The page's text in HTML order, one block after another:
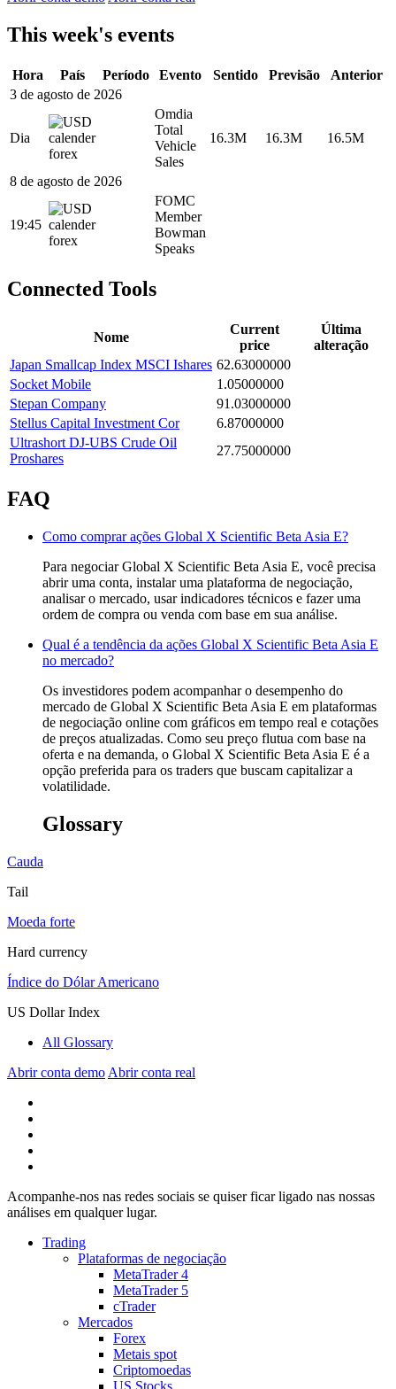
This week's events
Hora País Período Evento Sentido Previsão
Anterior
3 de agosto de 2026
Dia
Omdia
Total
Vehicle
Sales
16.3M 16.3M 16.5M
8 de agosto de 2026
19:45
FOMC
Member
Bowman
Speaks
Connected Tools
Nome
Current
price
Última
alteração
Japan Smallcap Index MSCI Ishares 62.63000000
Socket Mobile
1.05000000
Stepan Company
91.03000000
Stellus Capital Investment Cor
6.87000000
Ultrashort DJ-UBS Crude Oil
Proshares
27.75000000
FAQ
Como comprar ações Global X Scientific Beta Asia E?
Para negociar Global X Scientific Beta Asia E, você precisa
abrir uma conta, instalar uma plataforma de negociação,
analisar o mercado, usar indicadores técnicos e fazer uma
ordem de compra ou venda com base em sua análise.
Qual é a tendência da ações Global X Scientific Beta Asia E
no mercado?
Os investidores podem acompanhar o desempenho do
mercado de Global X Scientific Beta Asia E em plataformas
de negociação online com gráficos em tempo real e cotações
de preços atualizadas. Como seu preço flutua com base na
oferta e na demanda, o Global X Scientific Beta Asia E é a
opção preferida para os traders que buscam capitalizar a
volatilidade.
Glossary
Cauda
Tail
Moeda forte
Hard currency
Índice do Dólar Americano
US Dollar Index
All Glossary
Abrir conta demo Abrir conta real
Acompanhe-nos nas redes sociais se quiser ficar ligado nas nossas
análises em qualquer lugar.
Trading
Plataformas de negociação
MetaTrader 4
MetaTrader 5
cTrader
Mercados
Forex
Metais spot
Criptomoedas
US Stocks